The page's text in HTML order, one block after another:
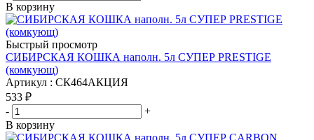
В корзину
Быстрый просмотр
СИБИРСКАЯ КОШКА наполн. 5л СУПЕР PRESTIGE
(комкующ)
Артикул : СК464АКЦИЯ
533 ₽
-
+
В корзину